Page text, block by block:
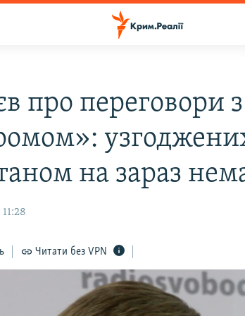
про переговори з
на зараз
Читати без VPN